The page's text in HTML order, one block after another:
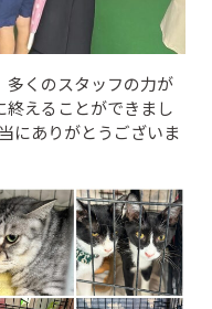
多くのスタッフの力が
終えることができまし
にありがとうございま